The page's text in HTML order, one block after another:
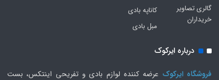
گالری تصاویر
خریداران
کاناپه بادی
مبل بادی
درباره ایرکوک
فروشگاه ایرکوک عرضه کننده لوازم بادی و تفریحی اینتکس، بست